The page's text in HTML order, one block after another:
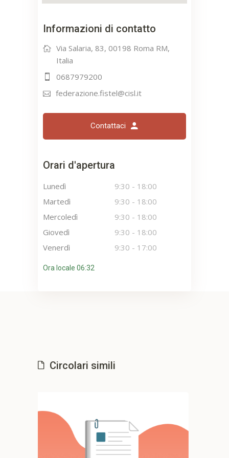
Informazioni di contatto
Via Salaria, 83, 00198 Roma RM,
Italia
0687979200
federazione.fistel@cisl.it
Contattaci
Orari d'apertura
Lunedì 9:30 - 18:00
Martedì
9:30 - 18:00
Mercoledì
9:30 - 18:00
Giovedì
9:30 - 18:00
Venerdì
9:30 - 17:00
Ora locale 06:32
Circolari simili